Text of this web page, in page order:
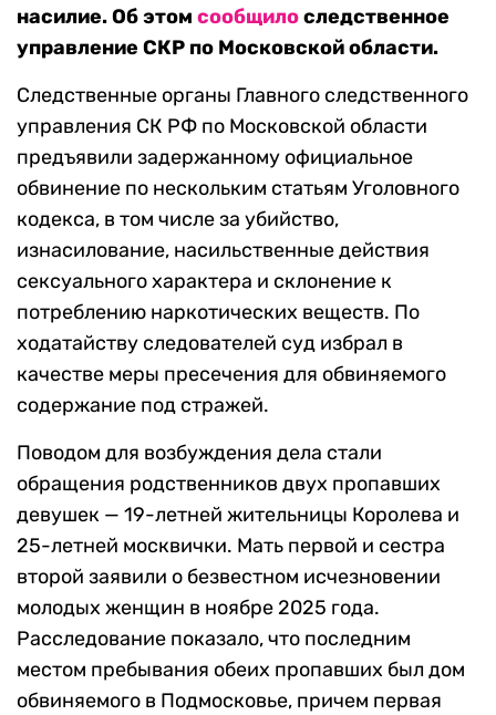
насилие. Об этом сообщилоследственное
управление СКР по Московской области.
Следственные органы Главного следственного
управления СК РФ по Московской области
предъявили задержанному официальное
обвинение по нескольким статьям Уголовного
кодекса, в том числе за убийство,
изнасилование, насильственные действия
сексуального характера и склонение к
потреблению наркотических веществ. По
ходатайству следователей суд избрал в
качестве меры пресечения для обвиняемого
содержание под стражей.
Поводом для возбуждения дела стали
обращения родственников двух пропавших
девушек — 19-летней жительницы Королева и
25-летней москвички. Мать первой и сестра
второй заявили о безвестном исчезновении
молодых женщин в ноябре 2025 года.
Расследование показало, что последним
местом пребывания обеих пропавших был дом
обвиняемого в Подмосковье, причем первая